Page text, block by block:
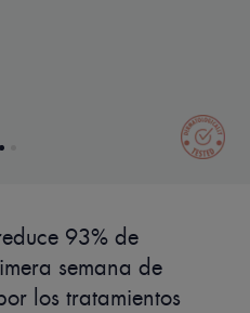
93% de
semana de
los tratamientos